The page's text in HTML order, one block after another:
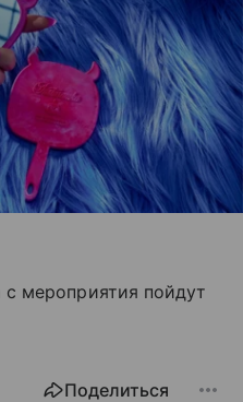
мероприятия пойдут
Поделиться